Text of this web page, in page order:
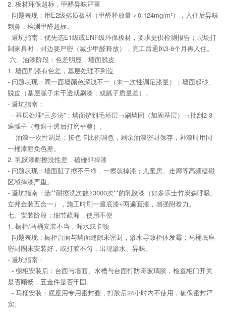
2. 板材环保超标，甲醛异味严重
- 问题表现：用E2级劣质板材（甲醛释放量＞0.124mg/m³），入住后异味
刺鼻，检测甲醛超标。
- 避坑指南：优先选E1级或ENF级环保板材，要求提供检测报告；现场打
制家具时，封边要严密（减少甲醛释放），完工后通风3-6个月再入住。
六、油漆阶段：色差明显，墙面脱皮
1. 墙面刷漆有色差，基层处理不到位
- 问题表现：同一面墙颜色深浅不一（未一次性调足漆量）；墙面起砂、
脱皮（基层腻子未干透就刷漆，或腻子质量差）。
- 避坑指南：
- 基层处理“三步法”：墙面铲到毛坯层→刷墙固（加固基层）→批刮2-3
遍腻子（每遍干透后打磨平整）。
- 油漆一次性调足：按色卡比例调色，剩余油漆密封保存，补漆时用同
一桶漆避免色差。
2. 乳胶漆耐擦洗性差，磕碰即掉漆
- 问题表现：墙面脏了擦不干净，一擦就掉漆；儿童房、走廊等高频磕碰
区域掉漆严重。
- 避坑指南：选**耐擦洗次数≥3000次**的乳胶漆（如多乐士竹炭森呼吸、
立邦金装五合一），施工时刷一遍底漆+两遍面漆，增强附着力。
七、安装阶段：细节疏漏，使用不便
1. 橱柜/马桶安装不当，漏水或卡顿
- 问题表现：橱柜台面与墙面缝隙未密封，渗水导致柜体发霉；马桶底座
密封圈未安装好，或打胶不匀，出现渗水、异味。
- 避坑指南：
- 橱柜安装后：台面与墙面、水槽与台面打防霉玻璃胶，检查柜门开关
是否顺畅，五金件是否牢固。
- 马桶安装：底座用专用密封圈，打胶后24小时内不使用，确保密封严
实。